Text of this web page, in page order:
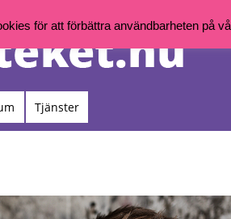
Tjänster
för att förbättra användbarheten på